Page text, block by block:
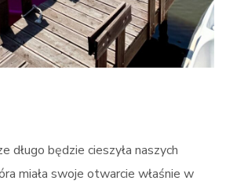
długo będzie cieszyła naszych
miała swoje otwarcie właśnie w